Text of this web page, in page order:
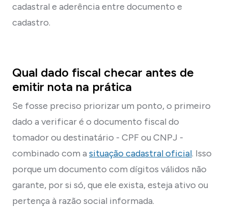
cadastral e aderência entre documento e
cadastro.
Qual dado fiscal checar antes de
emitir nota na prática
Se fosse preciso priorizar um ponto, o primeiro
dado a verificar é o documento fiscal do
tomador ou destinatário - CPF ou CNPJ -
combinado com a situação cadastral oficial. Isso
porque um documento com dígitos válidos não
garante, por si só, que ele exista, esteja ativo ou
pertença à razão social informada.